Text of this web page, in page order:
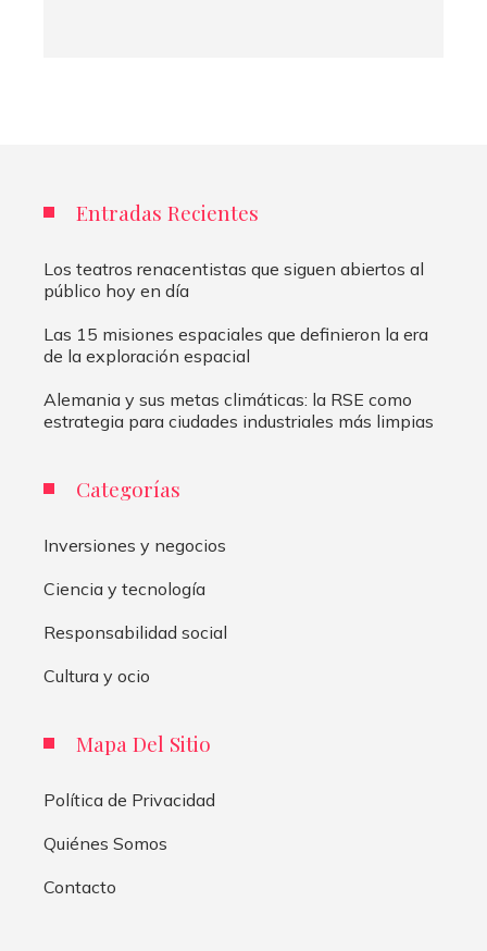
Entradas Recientes
Los teatros renacentistas que siguen abiertos al
público hoy en día
Las 15 misiones espaciales que definieron la era
de la exploración espacial
Alemania y sus metas climáticas: la RSE como
estrategia para ciudades industriales más limpias
Categorías
Inversiones y negocios
Ciencia y tecnología
Responsabilidad social
Cultura y ocio
Mapa Del Sitio
Política de Privacidad
Quiénes Somos
Contacto